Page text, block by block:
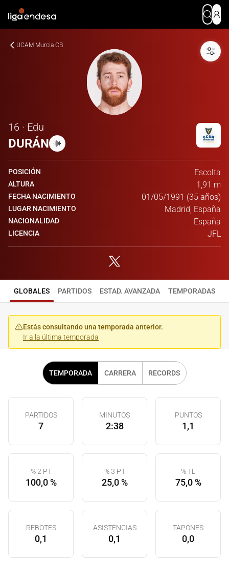
UCAM Murcia CB
16 · Edu
DURÁN
POSICIÓN Escolta
ALTURA 1,91 m
FECHA NACIMIENTO 01/05/1991 (35 años)
LUGAR NACIMIENTO Madrid, España
NACIONALIDAD España
LICENCIA JFL
GLOBALES PARTIDOS ESTAD. AVANZADA TEMPORADAS
Estás consultando una temporada anterior.
Ir a la última temporada
TEMPORADA CARRERA RECORDS
PARTIDOS
7
MINUTOS
2:38
PUNTOS
1,1
% 2 PT
100,0 %
% 3 PT
25,0 %
% TL
75,0 %
REBOTES
0,1
ASISTENCIAS
0,1
TAPONES
0,0